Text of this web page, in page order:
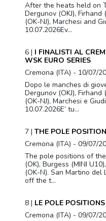
After the heats held on
Dergunov (OKJ), Firhand
(OK-NJ), Marchesi and
10.07.2026Ev...
6 | I FINALISTI AL
WSK EURO SERIES
Cremona (ITA) - 10/07/
Dopo le manches di
Dergunov (OKJ), Firhand
(OK-NJ), Marchesi e
10.07.2026E’ tu...
7 | THE POLE
Cremona (ITA) - 09/07/
The pole positions of
(OK), Burgess (MINI
(OK-N). San Martino del
off the t...
8 | LE POLE
Cremona (ITA) - 09/07/